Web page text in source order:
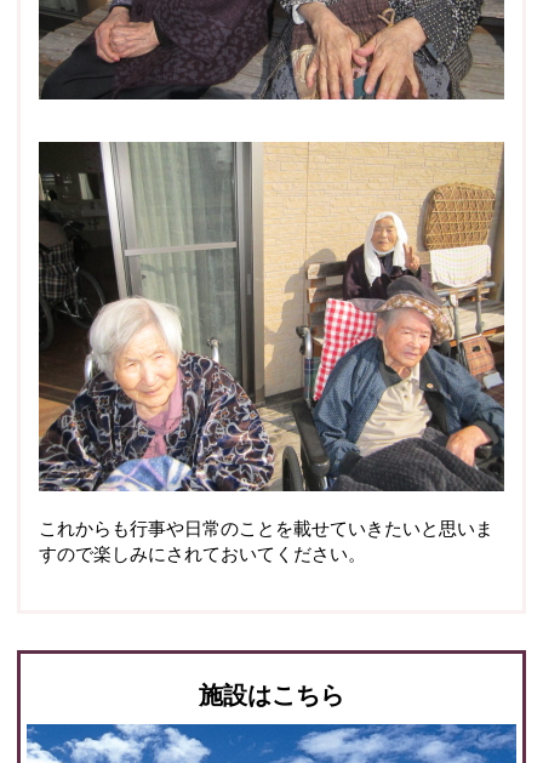
これからも行事や日常のことを載せていきたいと思いま
すので楽しみにされておいてください。
施設はこちら